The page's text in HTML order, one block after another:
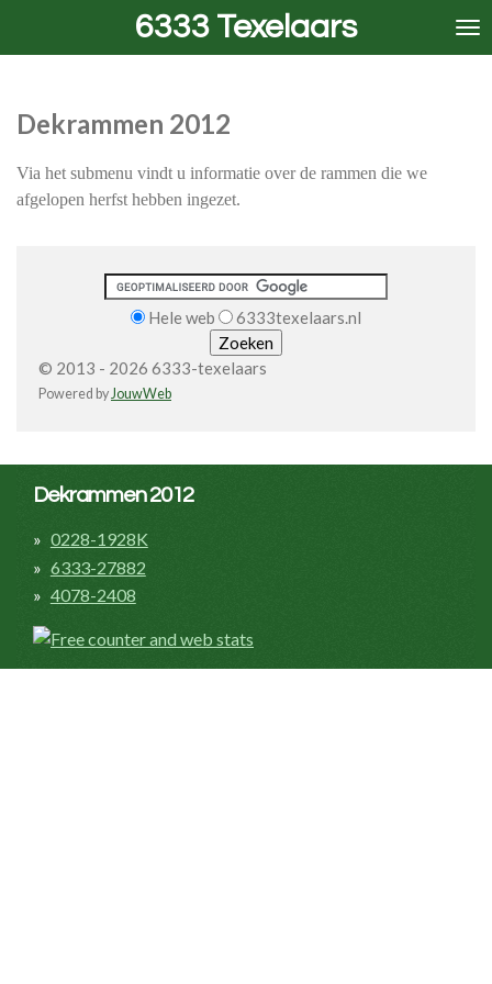
hoofdinhoud
6333 Texelaars
Dekrammen 2012
Via het submenu vindt u informatie over de rammen die we
afgelopen herfst hebben ingezet.
Hele web 6333texelaars.nl
© 2013 - 2026 6333-texelaars
Powered byJouwWeb
Dekrammen 2012
0228-1928K
6333-27882
4078-2408